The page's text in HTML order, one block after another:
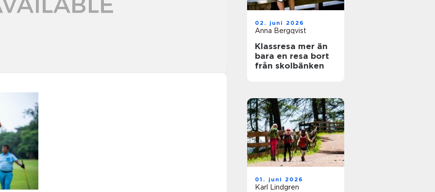
02. juni 2026
Anna Bergqvist
Klassresa mer än
bara en resa bort
från skolbänken
01. juni 2026
Karl Lindgren